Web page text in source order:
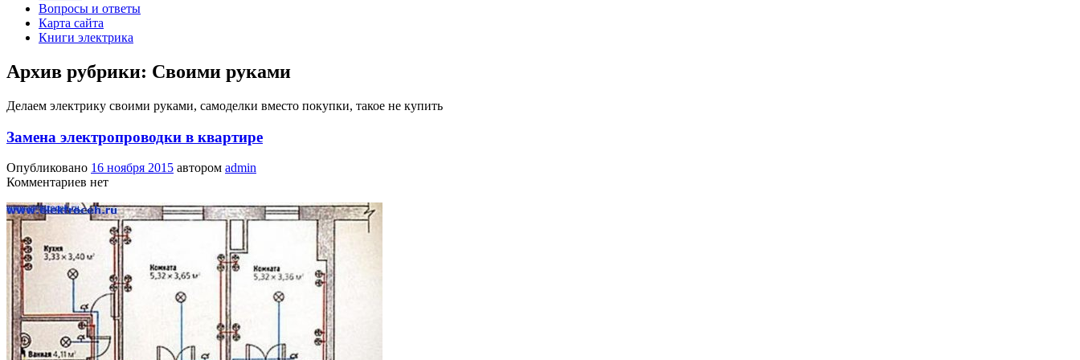
Вопросы и ответы
Карта сайта
Книги электрика
Архив рубрики: Своими руками
Делаем электрику своими руками, самоделки вместо покупки, такое не купить
Замена электропроводки в квартире
Опубликовано 16 ноября 2015 автором admin
Комментариев нет